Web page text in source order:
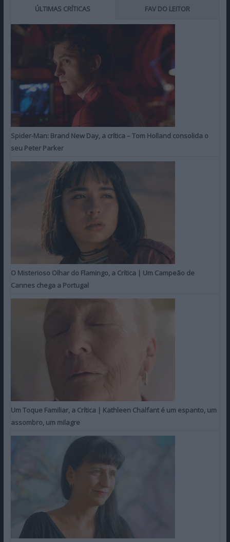
ÚLTIMAS CRÍTICAS FAV DO LEITOR
Spider-Man: Brand New Day, a crítica – Tom Holland consolida o
seu Peter Parker
O Misterioso Olhar do Flamingo, a Crítica | Um Campeão de
Cannes chega a Portugal
Um Toque Familiar, a Crítica | Kathleen Chalfant é um espanto, um
assombro, um milagre